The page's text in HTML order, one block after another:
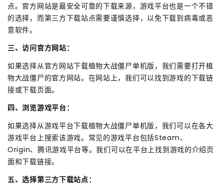
点。官方网站是最安全可靠的下载来源，游戏平台也是一个不错
的选择，而第三方下载站点需要谨慎选择，以免下载到病毒或恶
意软件。
三、访问官方网站：
如果选择从官方网站下载植物大战僵尸单机版，我们需要打开植
物大战僵尸的官方网站。在网站上，我们可以找到游戏的下载链
接或下载页面。
四、浏览游戏平台：
如果选择从游戏平台下载植物大战僵尸单机版，我们可以在各大
游戏平台上搜索该游戏。常见的游戏平台包括Steam、
Origin、腾讯游戏平台等。我们可以在平台上找到游戏的介绍页
面和下载链接。
五、选择第三方下载站点：